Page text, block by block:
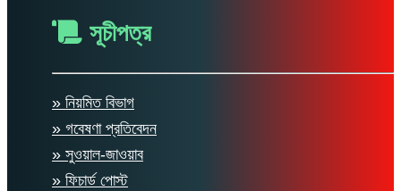
সূচীপত্র
» নিয়মিত বিভাগ
» গবেষণা প্রতিবেদন
» সুওয়াল-জাওয়াব
» ফিচার্ড পোস্ট